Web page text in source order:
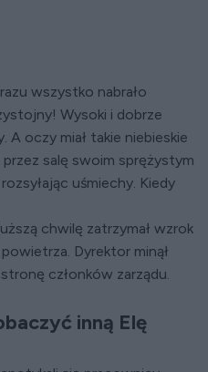
wszystko nabrało
Wysoki i dobrze
A oczy miał takie niebieskie
przez salę swoim sprężystym
uśmiechy. Kiedy
chwilę zatrzymał wzrok
Dyrektor minął
członków zarządu.
inną Elę